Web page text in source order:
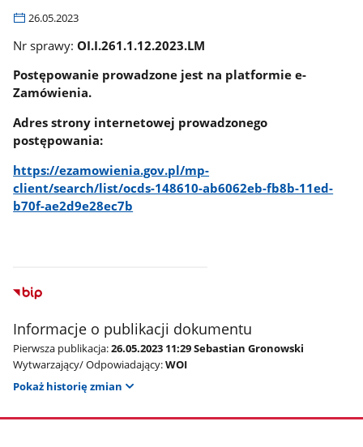
26.05.2023
Nr sprawy:OI.I.261.1.12.2023.LM
Postępowanie prowadzone jest na platformie e-
Zamówienia.
Adres strony internetowej prowadzonego
postępowania:
https://ezamowienia.gov.pl/mp-
client/search/list/ocds-148610-ab6062eb-fb8b-11ed-
b70f-ae2d9e28ec7b
Informacje o publikacji dokumentu
Pierwsza publikacja:26.05.2023 11:29 Sebastian Gronowski
Wytwarzający/ Odpowiadający:WOI
Pokaż historię zmian